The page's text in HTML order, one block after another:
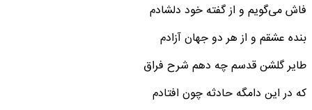
فاش می‌گویم و از گفته خود دلشادم
بنده عشقم و از هر دو جهان آزادم
طایر گلشن قدسم چه دهم شرح فراق
که در این دامگه حادثه چون افتادم